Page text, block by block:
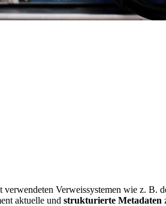
Verweissystemen wie z. B.
aktuelle und strukturierte Metadaten